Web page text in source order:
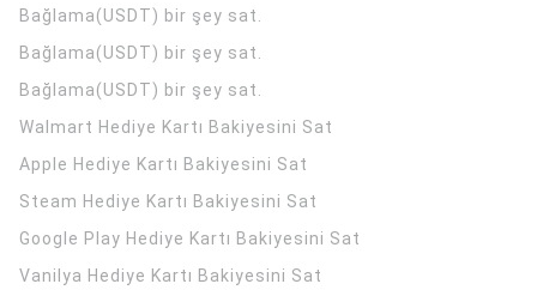
Bağlama(USDT) bir şey sat.
Bağlama(USDT) bir şey sat.
Bağlama(USDT) bir şey sat.
Walmart Hediye Kartı Bakiyesini Sat
Apple Hediye Kartı Bakiyesini Sat
Steam Hediye Kartı Bakiyesini Sat
Google Play Hediye Kartı Bakiyesini Sat
Vanilya Hediye Kartı Bakiyesini Sat